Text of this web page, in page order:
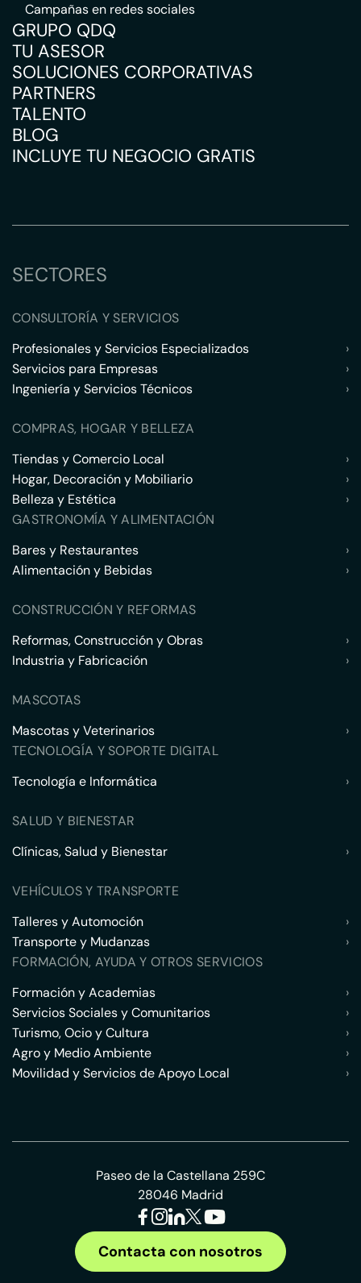
Campañas en redes sociales
GRUPO QDQ
TU ASESOR
SOLUCIONES CORPORATIVAS
PARTNERS
TALENTO
BLOG
INCLUYE TU NEGOCIO GRATIS
SECTORES
CONSULTORÍA Y SERVICIOS
Profesionales y Servicios Especializados
›
Servicios para Empresas
›
Ingeniería y Servicios Técnicos
›
COMPRAS, HOGAR Y BELLEZA
Tiendas y Comercio Local
›
Hogar, Decoración y Mobiliario
›
Belleza y Estética
›
GASTRONOMÍA Y ALIMENTACIÓN
Bares y Restaurantes
›
Alimentación y Bebidas
›
CONSTRUCCIÓN Y REFORMAS
Reformas, Construcción y Obras
›
Industria y Fabricación
›
MASCOTAS
Mascotas y Veterinarios
›
TECNOLOGÍA Y SOPORTE DIGITAL
Tecnología e Informática
›
SALUD Y BIENESTAR
Clínicas, Salud y Bienestar
›
VEHÍCULOS Y TRANSPORTE
Talleres y Automoción
›
Transporte y Mudanzas
›
FORMACIÓN, AYUDA Y OTROS SERVICIOS
Formación y Academias
›
Servicios Sociales y Comunitarios
›
Turismo, Ocio y Cultura
›
Agro y Medio Ambiente
›
Movilidad y Servicios de Apoyo Local
›
Paseo de la Castellana 259C
28046 Madrid
Contacta con nosotros